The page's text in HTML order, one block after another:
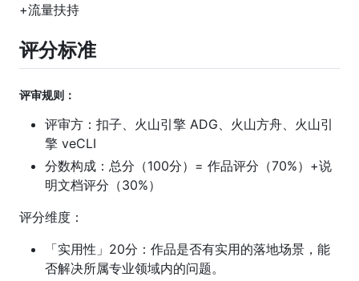
+流量扶持
评分标准
评审规则：
评审方：扣子、火山引擎 ADG、火山方舟、火山引
擎 veCLI
分数构成：总分（100分）= 作品评分（70%）+说
明文档评分（30%）
评分维度：
「实用性」20分：作品是否有实用的落地场景，能
否解决所属专业领域内的问题。